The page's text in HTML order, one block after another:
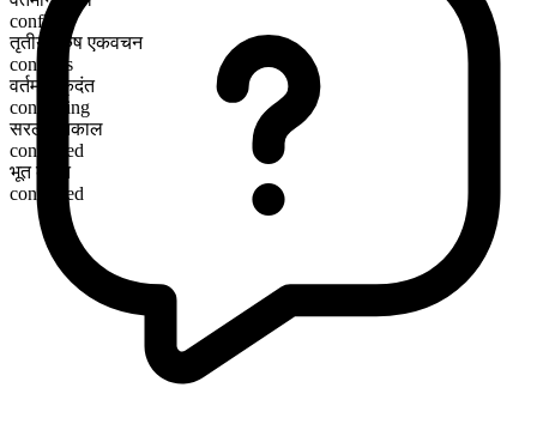
conflict
तृतीय पुरुष एकवचन
conflicts
वर्तमान कृदंत
conflicting
सरल भूतकाल
conflicted
भूत कृदंत
conflicted